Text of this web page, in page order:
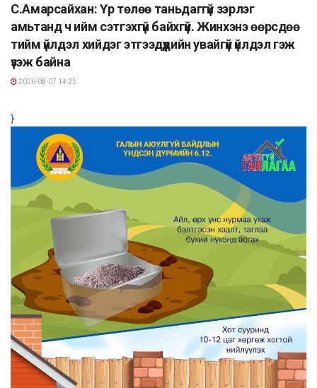
С.Амарсайхан: Үр төлөө таньдаггүй зэрлэг
амьтанд ч ийм сэтгэхгүй байхгүй. Жинхэнэ өөрсдөө
тийм үйлдэл хийдэг этгээдүүдийн увайгүй үйлдэл гэж
үзэж байна
2026-08-07 14:25
}